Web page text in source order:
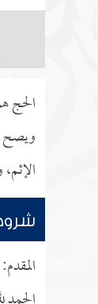
الحج
ويصح